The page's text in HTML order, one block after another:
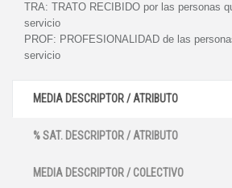
TRA: TRATO RECIBIDO por las personas
servicio
PROF: PROFESIONALIDAD de las
servicio
MEDIA DESCRIPTOR / ATRIBUTO
% SAT. DESCRIPTOR / ATRIBUTO
MEDIA DESCRIPTOR / COLECTIVO